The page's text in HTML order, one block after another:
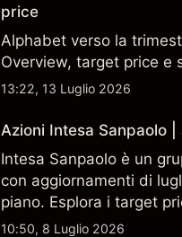
price
Alphabet verso la
Overview, target price e
13:22, 13 Luglio 2026
Azioni Intesa Sanpaolo
Intesa Sanpaolo è un
con aggiornamenti di
piano. Esplora i target
performance passate
10:50, 8 Luglio 2026